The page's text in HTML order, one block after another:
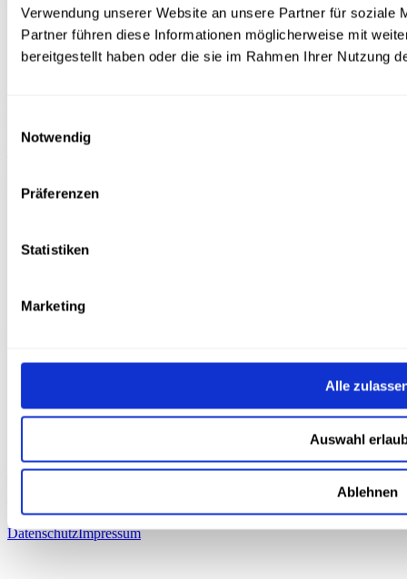
Verwendung unserer Website an unsere Partner für soziale
Partner führen diese Informationen möglicherweise mit
bereitgestellt haben oder die sie im Rahmen Ihrer Nutzung
Notwendig
Präferenzen
Statistiken
Marketing
Alle
Auswahl
Ablehnen
Hauptmenü
Fallstudien
Kontakt
Zu Flutter wechseln
Flutter-Support
LinkedIn Instagram
X
DatenschutzImpressum